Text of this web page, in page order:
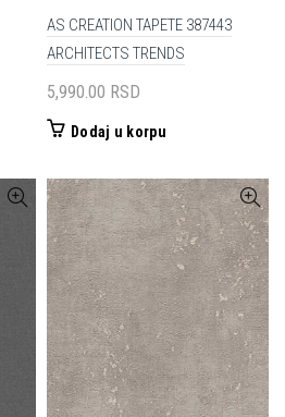
AS CREATION TAPETE 387443
ARCHITECTS TRENDS
5,990.00 RSD
Dodaj u korpu